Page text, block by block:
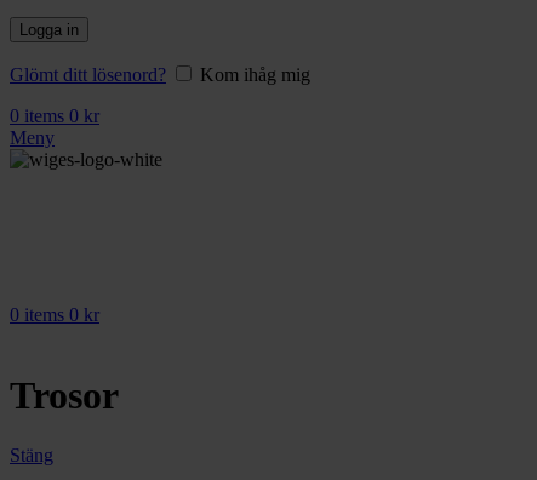
Logga in
Glömt ditt lösenord?
Kom ihåg mig
0 items 0 kr
Meny
0 items 0 kr
Trosor
Stäng